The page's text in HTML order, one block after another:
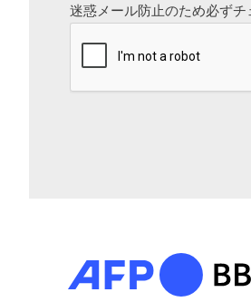
迷惑メール防止のため必ず